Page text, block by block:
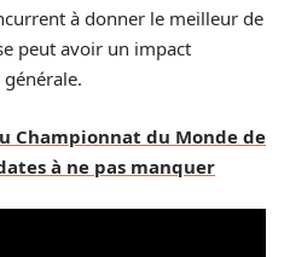
à donner le meilleur de
peut avoir un impact
Championnat du Monde de
à ne pas manquer